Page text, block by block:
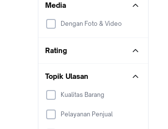
Media
Dengan Foto & Video
Rating
Topik Ulasan
Kualitas Barang
Pelayanan Penjual